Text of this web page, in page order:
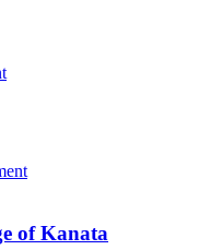
of Kanata